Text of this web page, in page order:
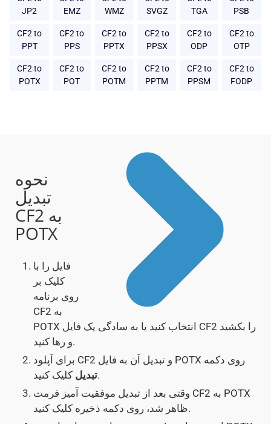
JP2
EMZ
WMZ
SVGZ
TGA
PSB
CF2 to
PPT
CF2 to
PPS
CF2 to
PPTX
CF2 to
PPSX
CF2 to
ODP
CF2 to
OTP
CF2 to
POTX
CF2 to
POT
CF2 to
POTM
CF2 to
PPTM
CF2 to
PPSM
CF2 to
FODP
نحوه
تبدیل
CF2 به
POTX
فایل را با
کلیک بر
روی برنامه
CF2 به
POTX انتخاب کنید یا به سادگی یک فایل CF2 را بکشید
و رها کنید.
برای آپلود CF2 و تبدیل آن به فایل POTX روی دکمه
تبدیلکلیک کنید.
وقتی بعد از تبدیل موفقیت آمیز فرمت CF2 به POTX
ظاهر شد، روی دکمه ذخیره کلیک کنید.